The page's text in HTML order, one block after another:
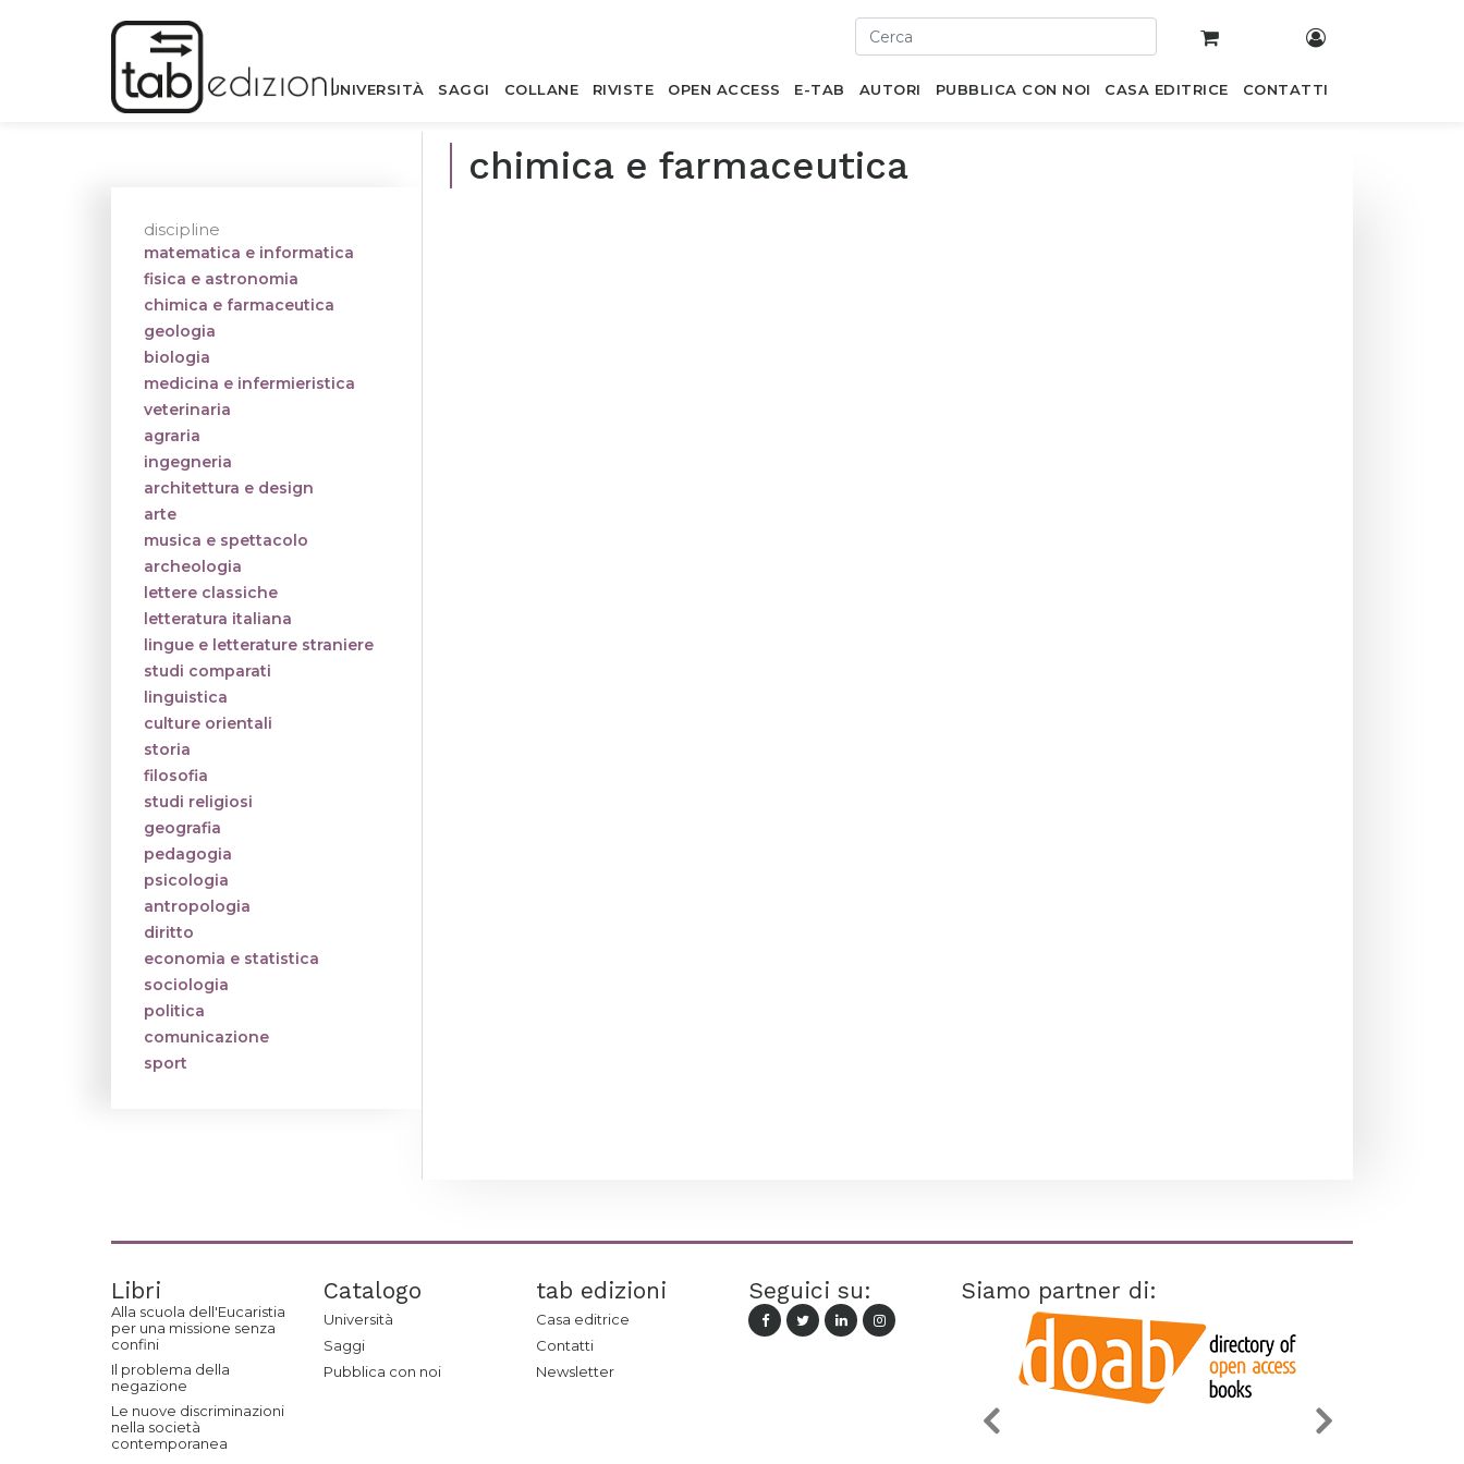
UNIVERSITÀ SAGGI COLLANE RIVISTE OPEN ACCESS E-TAB AUTORI PUBBLICA CON NOI CASA EDITRICE CONTATTI
chimica e farmaceutica
discipline
matematica e informatica
fisica e astronomia
chimica e farmaceutica
geologia
biologia
medicina e infermieristica
veterinaria
agraria
ingegneria
architettura e design
arte
musica e spettacolo
archeologia
lettere classiche
letteratura italiana
lingue e letterature straniere
studi comparati
linguistica
culture orientali
storia
filosofia
studi religiosi
geografia
pedagogia
psicologia
antropologia
diritto
economia e statistica
sociologia
politica
comunicazione
sport
Libri
Alla scuola dell'Eucaristia
per una missione senza
confini
Il problema della
negazione
Le nuove discriminazioni
nella società
contemporanea
Catalogo
Università
Saggi
Pubblica con noi
tab edizioni
Casa editrice
Contatti
Newsletter
Seguici su: Siamo partner di: